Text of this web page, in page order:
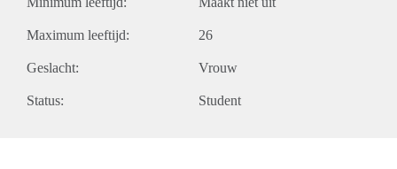
Maximum leeftijd: 26
Geslacht: Vrouw
Status: Student